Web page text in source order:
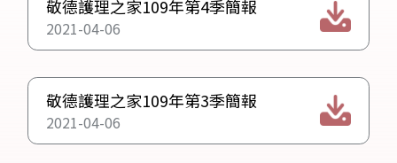
敬德護理之家109年第4季簡報
2021-04-06
敬德護理之家109年第3季簡報
2021-04-06